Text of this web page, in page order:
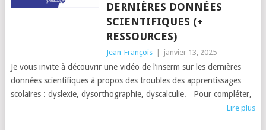
DERNIÈRES DONNÉES
SCIENTIFIQUES (+
RESSOURCES)
Jean-François janvier 13, 2025
Je vous invite à découvrir une vidéo de l’inserm sur les dernières
données scientifiques à propos des troubles des apprentissages
scolaires : dyslexie, dysorthographie, dyscalculie. Pour compléter,
Lire plus